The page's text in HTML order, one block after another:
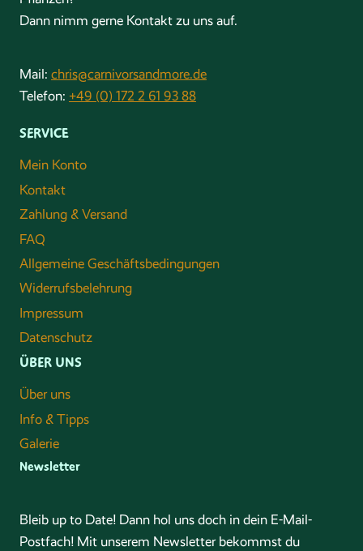
Dann nimm gerne Kontakt zu uns auf.
Mail: chris@carnivorsandmore.de
Telefon: +49 (0) 172 2 61 93 88
SERVICE
Mein Konto
Kontakt
Zahlung & Versand
FAQ
Allgemeine Geschäftsbedingungen
Widerrufsbelehrung
Impressum
Datenschutz
ÜBER UNS
Über uns
Info & Tipps
Galerie
Newsletter
Bleib up to Date! Dann hol uns doch in dein E-Mail-
Postfach! Mit unserem Newsletter bekommst du